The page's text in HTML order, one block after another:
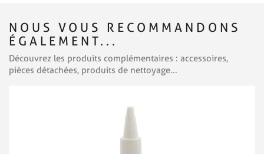
NOUS VOUS RECOMMANDONS
ÉGALEMENT...
Découvrez les produits complémentaires : accessoires,
pièces détachées, produits de nettoyage...